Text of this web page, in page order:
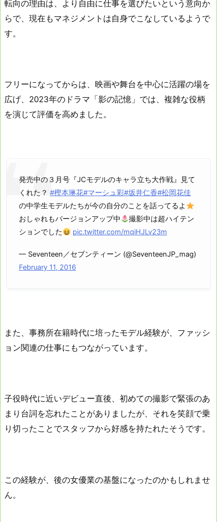
転向の理由は、より自由に仕事を選びたいという意向か
らで、現在もマネジメントは自身でこなしているようで
す。
フリーになってからは、映画や舞台を中心に活躍の場を
広げ、2023年のドラマ「影の記憶」では、複雑な役柄
を演じて評価を高めました。
発売中の３月号『JCモデルのキャラ立ち大作戦』見て
くれた？ #樫本琳花#マーシュ彩#坂井仁香#松岡花佳
の中学生モデルたちが今の自分のことを話ってるよ
おしゃれもバージョンアップ中
撮影中は超ハイテン
ションでした
pic.twitter.com/mqiHJLv23m
— Seventeen／セブンティーン (@SeventeenJP_mag)
February 11, 2016
また、事務所在籍時代に培ったモデル経験が、ファッシ
ョン関連の仕事にもつながっています。
子役時代に近いデビュー直後、初めての撮影で緊張のあ
まり台詞を忘れたことがありましたが、それを笑顔で乗
り切ったことでスタッフから好感を持たれたそうです。
この経験が、後の女優業の基盤になったのかもしれませ
ん。